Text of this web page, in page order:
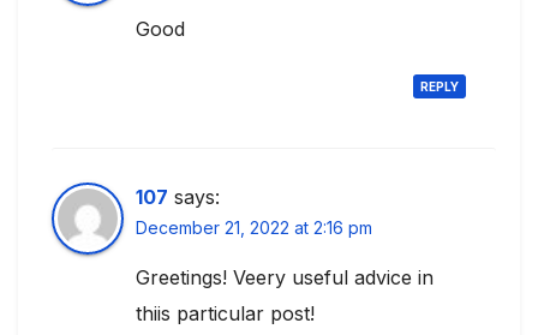
Good
REPLY
107 says:
December 21, 2022 at 2:16 pm
Greetings! Veery useful advice in
thiis particular post!